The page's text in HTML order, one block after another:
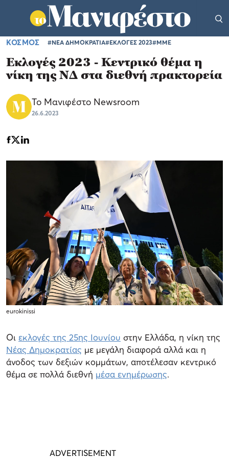
ΚΟΣΜΟΣ #ΝΕΑ ΔΗΜΟΚΡΑΤΙΑ#ΕΚΛΟΓΕΣ 2023#ΜΜΕ
Εκλογές 2023 - Κεντρικό θέμα η
νίκη της ΝΔ στα διεθνή πρακτορεία
Το Μανιφέστο Newsroom
26.6.2023
eurokinissi
Οι εκλογές της 25ης Ιουνίου στην Ελλάδα, η νίκη της
Νέας Δημοκρατίας με μεγάλη διαφορά αλλά και η
άνοδος των δεξιών κομμάτων, αποτέλεσαν κεντρικό
θέμα σε πολλά διεθνή μέσα ενημέρωσης.